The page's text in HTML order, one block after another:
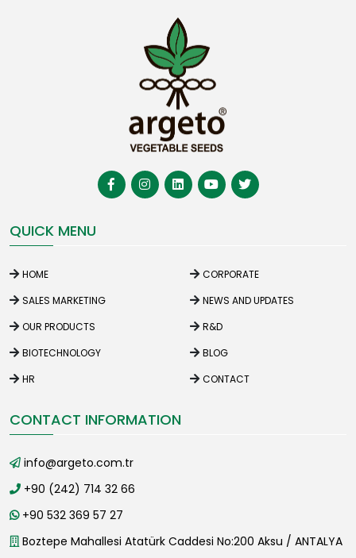
QUICK MENU
HOME
CORPORATE
SALES MARKETING
NEWS AND UPDATES
OUR PRODUCTS
R&D
BIOTECHNOLOGY
BLOG
HR
CONTACT
CONTACT INFORMATION
info@argeto.com.tr
+90 (242) 714 32 66
+90 532 369 57 27
Boztepe Mahallesi Atatürk Caddesi No:200 Aksu / ANTALYA